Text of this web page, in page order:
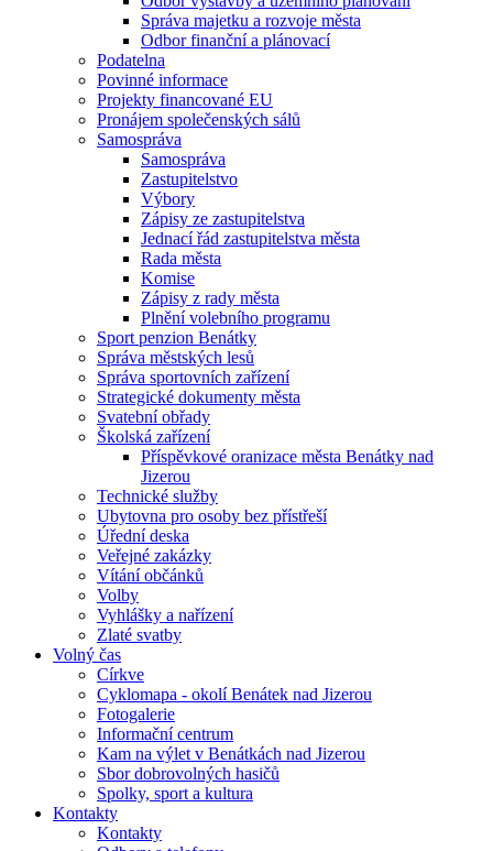
Správa majetku a rozvoje města
Odbor finanční a plánovací
Podatelna
Povinné informace
Projekty financované EU
Pronájem společenských sálů
Samospráva
Samospráva
Zastupitelstvo
Výbory
Zápisy ze zastupitelstva
Jednací řád zastupitelstva města
Rada města
Komise
Zápisy z rady města
Plnění volebního programu
Sport penzion Benátky
Správa městských lesů
Správa sportovních zařízení
Strategické dokumenty města
Svatební obřady
Školská zařízení
Příspěvkové oranizace města Benátky nad
Jizerou
Technické služby
Ubytovna pro osoby bez přístřeší
Úřední deska
Veřejné zakázky
Vítání občánků
Volby
Vyhlášky a nařízení
Zlaté svatby
Volný čas
Církve
Cyklomapa - okolí Benátek nad Jizerou
Fotogalerie
Informační centrum
Kam na výlet v Benátkách nad Jizerou
Sbor dobrovolných hasičů
Spolky, sport a kultura
Kontakty
Kontakty